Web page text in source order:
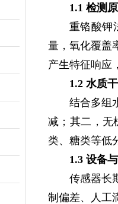
1.1 检测
重铬酸钾
量，氧化覆盖
产生特征响应
1.2 水质
结合多组
减；其二，无
类、糖类等低
1.3 设备
传感器长
制偏差、人工